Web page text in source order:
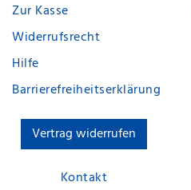
Zur Kasse
Widerrufsrecht
Hilfe
Barrierefreiheitserklärung
Vertrag widerrufen
Kontakt